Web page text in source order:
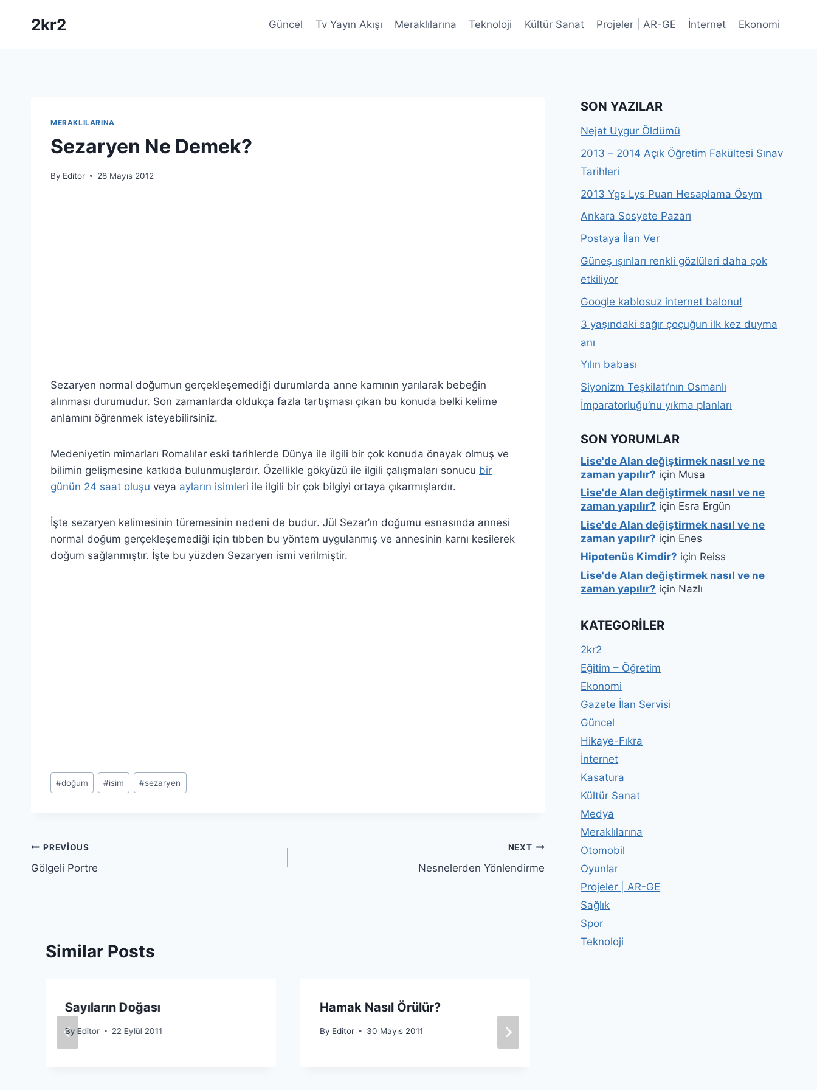
2kr2 Güncel Tv Yayın Akışı Meraklılarına Teknoloji Kültür Sanat Projeler | AR-GE İnternet Ekonomi
MERAKLILARINA
Sezaryen Ne Demek?
By Editor 28 Mayıs 2012
Sezaryen normal doğumun gerçekleşemediği durumlarda anne karnının yarılarak bebeğin
alınması durumudur. Son zamanlarda oldukça fazla tartışması çıkan bu konuda belki kelime
anlamını öğrenmek isteyebilirsiniz.
Medeniyetin mimarları Romalılar eski tarihlerde Dünya ile ilgili bir çok konuda önayak olmuş ve
bilimin gelişmesine katkıda bulunmuşlardır. Özellikle gökyüzü ile ilgili çalışmaları sonucu bir
günün 24 saat oluşu veya ayların isimleri ile ilgili bir çok bilgiyi ortaya çıkarmışlardır.
İşte sezaryen kelimesinin türemesinin nedeni de budur. Jül Sezar’ın doğumu esnasında annesi
normal doğum gerçekleşemediği için tıbben bu yöntem uygulanmış ve annesinin karnı kesilerek
doğum sağlanmıştır. İşte bu yüzden Sezaryen ismi verilmiştir.
Post
Tags:
#doğum #isim #sezaryen
Yazı
gezinmesi
PREVIOUS
Gölgeli Portre
NEXT
Nesnelerden Yönlendirme
Similar Posts
Sayıların Doğası
By Editor 22 Eylül 2011
Hamak Nasıl Örülür?
By Editor 30 Mayıs 2011
SON YAZILAR
Nejat Uygur Öldümü
2013 – 2014 Açık Öğretim Fakültesi Sınav
Tarihleri
2013 Ygs Lys Puan Hesaplama Ösym
Ankara Sosyete Pazarı
Postaya İlan Ver
Güneş ışınları renkli gözlüleri daha çok
etkiliyor
Google kablosuz internet balonu!
3 yaşındaki sağır çoçuğun ilk kez duyma
anı
Yılın babası
Siyonizm Teşkilatı’nın Osmanlı
İmparatorluğu’nu yıkma planları
SON YORUMLAR
Lise'de Alan değiştirmek nasıl ve ne
zaman yapılır? için Musa
Lise'de Alan değiştirmek nasıl ve ne
zaman yapılır? için Esra Ergün
Lise'de Alan değiştirmek nasıl ve ne
zaman yapılır? için Enes
Hipotenüs Kimdir? için Reiss
Lise'de Alan değiştirmek nasıl ve ne
zaman yapılır? için Nazlı
KATEGORILER
2kr2
Eğitim – Öğretim
Ekonomi
Gazete İlan Servisi
Güncel
Hikaye-Fıkra
İnternet
Kasatura
Kültür Sanat
Medya
Meraklılarına
Otomobil
Oyunlar
Projeler | AR-GE
Sağlık
Spor
Teknoloji